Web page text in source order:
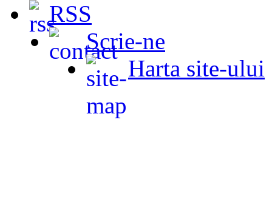
RSS
Scrie-ne
Harta site-ului